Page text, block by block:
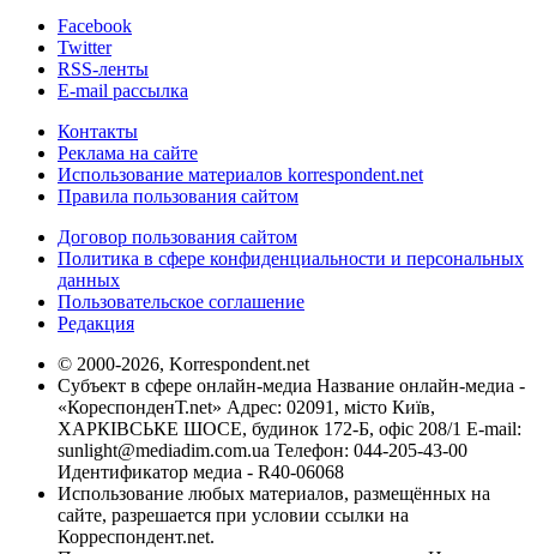
Facebook
Twitter
RSS-ленты
E-mail рассылка
Контакты
Реклама на сайте
Использование материалов korrespondent.net
Правила пользования сайтом
Договор пользования сайтом
Политика в сфере конфиденциальности и персональных
данных
Пользовательское соглашение
Редакция
© 2000-2026, Korrespondent.net
Субъект в сфере онлайн-медиа Название онлайн-медиа -
«КореспонденТ.net» Адрес: 02091, місто Київ,
ХАРКІВСЬКЕ ШОСЕ, будинок 172-Б, офіс 208/1 E-mail:
sunlight@mediadim.com.ua Телефон: 044-205-43-00
Идентификатор медиа - R40-06068
Использование любых материалов, размещённых на
сайте, разрешается при условии ссылки на
Корреспондент.net.